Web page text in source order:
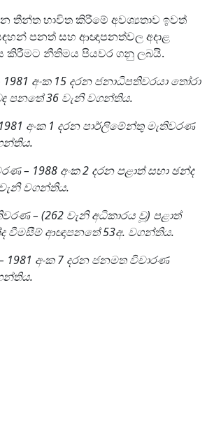
තීන්ත භාවිත කිරීමේ අවශ්‍යතාව ඉවත්
පනත් සහ ආඥාපනත්වල අදාළ
කිරීමට නීතිමය පියවර ගනු ලබයි.
අංක 15 දරන ජනාධිපතිවරයා තෝරා
පනතේ 36 වැනි වගන්තිය.
අංක 1 දරන පාර්ලිමේන්තු මැතිවරණ
– 1988 අංක 2 දරන පළාත් සභා ඡන්ද
වගන්තිය.
– (262 වැනි අධිකාරය වූ) පළාත්
වීමසීම් ආඥාපනතේ 53අ. වගන්තිය.
අංක 7 දරන ජනමත විචාරණ